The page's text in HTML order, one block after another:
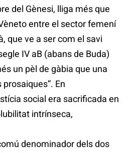
del Gènesi, lliga més que
entre el sector femení
que ve a ser com el savi
IV aB (abans de Buda)
un pèl de gàbia que una
En
social era sacrificada en
intrínseca,
denominador dels dos